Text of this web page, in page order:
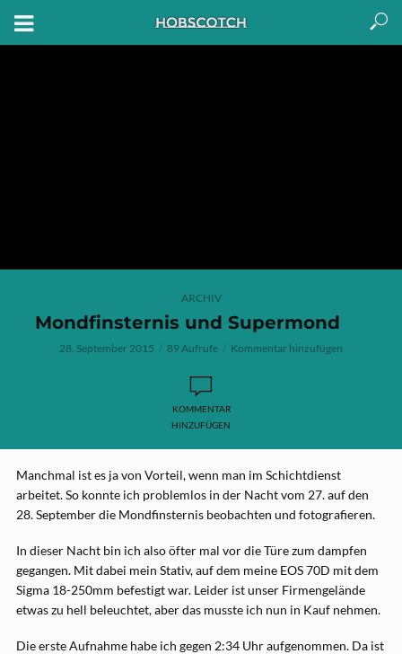
ARCHIV
Mondfinsternis und Supermond
28. September 2015 89 Aufrufe Kommentar hinzufügen
KOMMENTAR
HINZUFÜGEN
Manchmal ist es ja von Vorteil, wenn man im Schichtdienst
arbeitet. So konnte ich problemlos in der Nacht vom 27. auf den
28. September die Mondfinsternis beobachten und fotografieren.
In dieser Nacht bin ich also öfter mal vor die Türe zum dampfen
gegangen. Mit dabei mein Stativ, auf dem meine EOS 70D mit dem
Sigma 18-250mm befestigt war. Leider ist unser Firmengelände
etwas zu hell beleuchtet, aber das musste ich nun in Kauf nehmen.
Die erste Aufnahme habe ich gegen 2:34 Uhr aufgenommen. Da ist